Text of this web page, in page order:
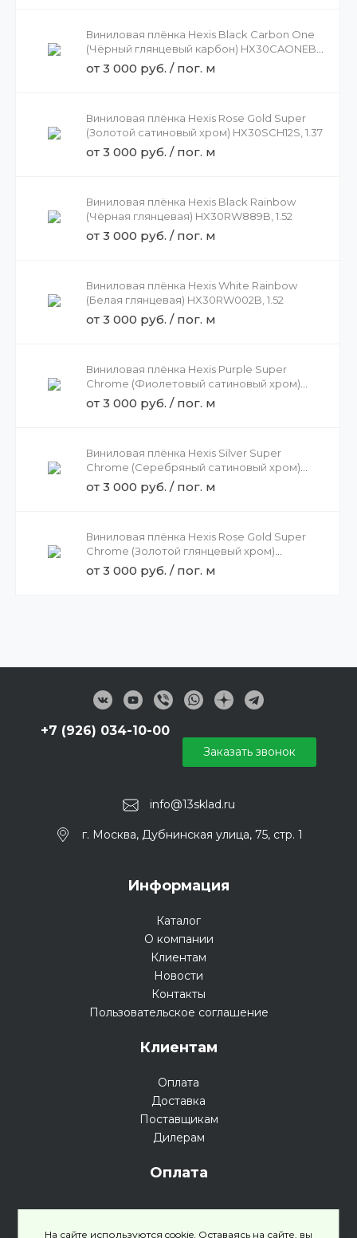
Виниловая плёнка Hexis Black Carbon One
(Чёрный глянцевый карбон) HX30CAONEB,
от 3 000 руб. / пог. м
Виниловая плёнка Hexis Rose Gold Super
(Золотой сатиновый хром) HX30SCH12S, 1.37
от 3 000 руб. / пог. м
Виниловая плёнка Hexis Black Rainbow
(Чёрная глянцевая) HX30RW889B, 1.52
от 3 000 руб. / пог. м
Виниловая плёнка Hexis White Rainbow
(Белая глянцевая) HX30RW002B, 1.52
от 3 000 руб. / пог. м
Виниловая плёнка Hexis Purple Super
Chrome (Фиолетовый сатиновый хром)
HX30SCH06S, 1.37
от 3 000 руб. / пог. м
Виниловая плёнка Hexis Silver Super
Chrome (Серебряный сатиновый хром)
HX30SCH01S, 1.37
от 3 000 руб. / пог. м
Виниловая плёнка Hexis Rose Gold Super
Chrome (Золотой глянцевый хром)
HX30SCH12B, 1.37
от 3 000 руб. / пог. м
info@13sklad.ru
+7 (926) 034-10-00
г. Москва, Дубнинская улица, 75, стр. 1
Заказать звонок
Информация
Каталог
О компании
Клиентам
Новости
Контакты
Пользовательское соглашение
Клиентам
Оплата
Доставка
Поставщикам
Дилерам
Оплата
На сайте используются cookie. Оставаясь на сайте, вы